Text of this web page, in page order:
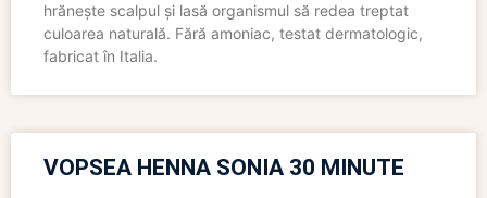
hrănește scalpul și lasă organismul să redea treptat
culoarea naturală. Fără amoniac, testat dermatologic,
fabricat în Italia.
VOPSEA HENNA SONIA 30 MINUTE